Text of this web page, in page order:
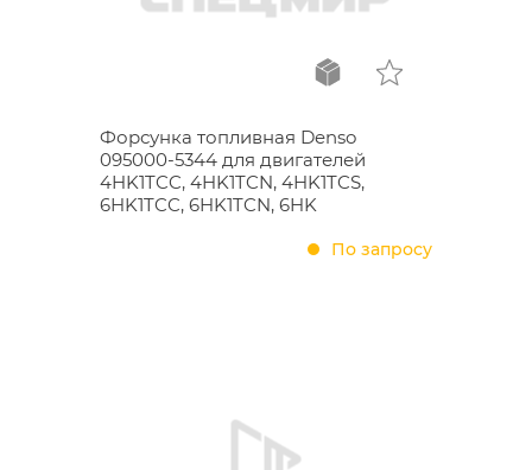
Форсунка топливная Denso
095000-5344 для двигателей
4HK1TCC, 4HK1TCN, 4HK1TCS,
6HK1TCC, 6HK1TCN, 6HK
По запросу